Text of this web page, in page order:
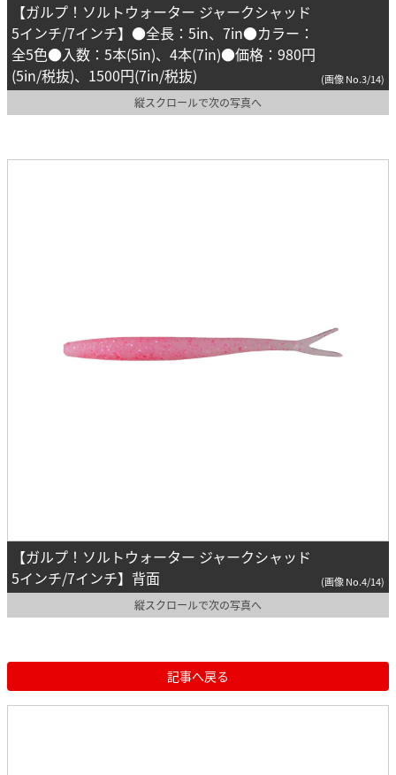
【ガルプ！ソルトウォーター ジャークシャッド
5インチ/7インチ】●全長：5in、7in●カラー：
全5色●入数：5本(5in)、4本(7in)●価格：980円
(5in/税抜)、1500円(7in/税抜)
(画像 No.3/14)
縦スクロールで次の写真へ
【ガルプ！ソルトウォーター ジャークシャッド
5インチ/7インチ】背面
(画像 No.4/14)
縦スクロールで次の写真へ
記事へ戻る